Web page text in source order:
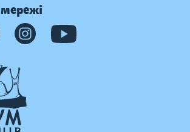
мережі